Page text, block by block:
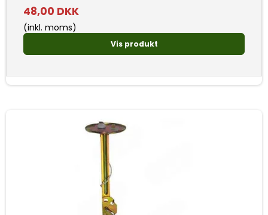
48,00 DKK
(inkl. moms)
Vis produkt